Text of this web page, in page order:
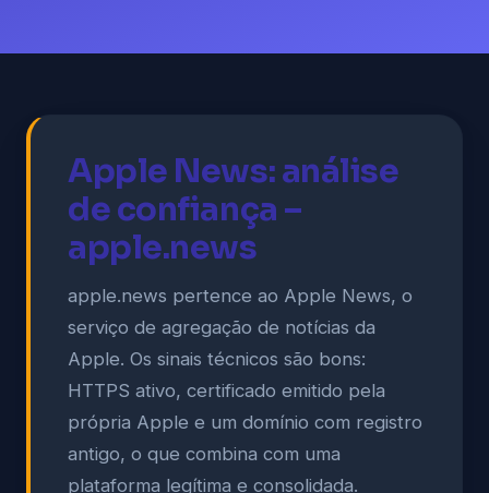
Apple News: análise
de confiança –
apple.news
apple.news pertence ao Apple News, o
serviço de agregação de notícias da
Apple. Os sinais técnicos são bons:
HTTPS ativo, certificado emitido pela
própria Apple e um domínio com registro
antigo, o que combina com uma
plataforma legítima e consolidada.